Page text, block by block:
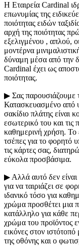
Η Εταιρεία Cardinal
επωνυμίας της
ποιότητας ειδών
αρχή της ποιότητας
εξελιγμένου , απλού,
μοντέρνα
δύναμη μέσα από την
Cardinal έχει ως
ποιότητας.
▶ Σας παρουσιάζουμε
Κατασκευασμένο από
σακίδιο πλάτης είναι
εσωτερικό του και τις
καθημερινή χρήση. Το
τσέπες για το φορητό
τις κάρτες σας,
εύκολα προσβάσιμα.
▶ Αλλά αυτό δεν είναι
για να ταιριάζει σε
ιδανικό τόσο για
χρώμα προσθέτει μια
κατάλληλο για κάθε
χρώμα του προϊόντος
εικόνες στον
της οθόνης και ο